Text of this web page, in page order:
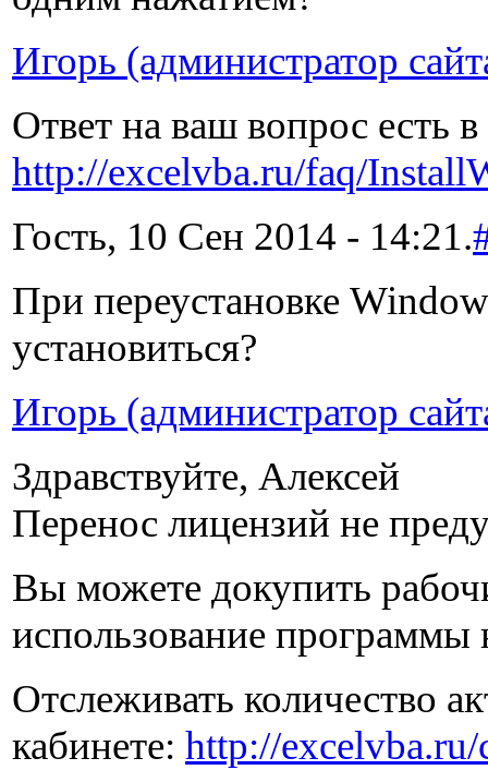
Игорь (администратор
Ответ на ваш вопрос есть
http://excelvba.ru/faq/
Гость, 10 Сен 2014 - 14:21.
При переустановке
установиться?
Игорь (администратор
Здравствуйте, Алексей
Перенос лицензий не
Вы можете докупить
использование программы
Отслеживать количество
кабинете: http://